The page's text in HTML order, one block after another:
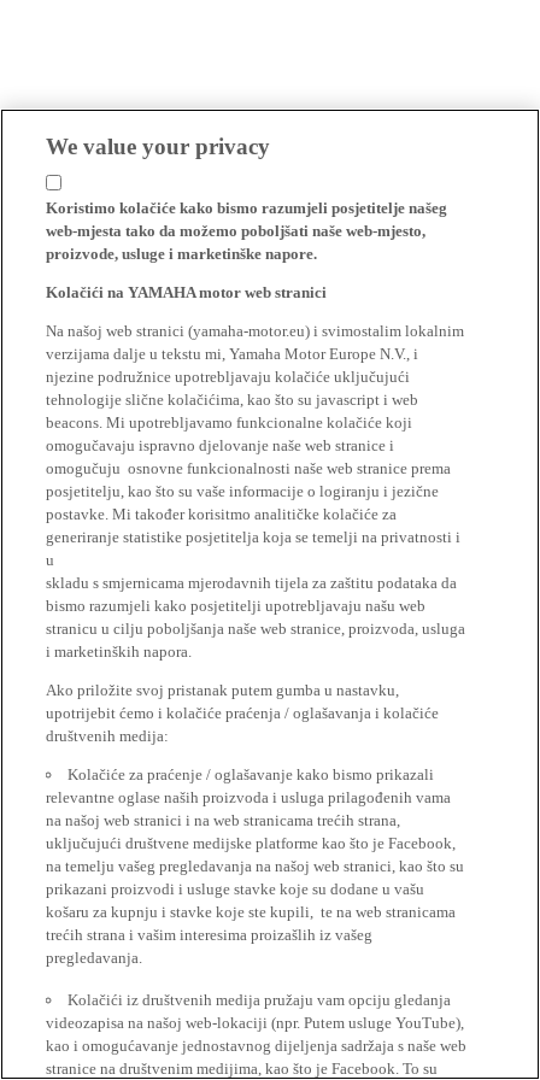
We value your privacy
Koristimo kolačiće kako bismo razumjeli posjetitelje našeg
web-mjesta tako da možemo poboljšati naše web-mjesto,
proizvode, usluge i marketinške napore.
Kolačići na YAMAHA motor web stranici
Na našoj web stranici (yamaha-motor.eu) i svimostalim lokalnim
verzijama dalje u tekstu mi, Yamaha Motor Europe N.V., i
njezine podružnice upotrebljavaju kolačiće uključujući
tehnologije slične kolačićima, kao što su javascript i web
beacons. Mi upotrebljavamo funkcionalne kolačiće koji
omogučavaju ispravno djelovanje naše web stranice i
omogučuju osnovne funkcionalnosti naše web stranice prema
posjetitelju, kao što su vaše informacije o logiranju i jezične
postavke. Mi također korisitmo analitičke kolačiće za
generiranje statistike posjetitelja koja se temelji na privatnosti i
u
skladu s smjernicama mjerodavnih tijela za zaštitu podataka da
bismo razumjeli kako posjetitelji upotrebljavaju našu web
stranicu u cilju poboljšanja naše web stranice, proizvoda, usluga
i marketinških napora.
Ako priložite svoj pristanak putem gumba u nastavku,
upotrijebit ćemo i kolačiće praćenja / oglašavanja i kolačiće
društvenih medija:
Kolačiće za praćenje / oglašavanje kako bismo prikazali
relevantne oglase naših proizvoda i usluga prilagođenih vama
na našoj web stranici i na web stranicama trećih strana,
uključujući društvene medijske platforme kao što je Facebook,
na temelju vašeg pregledavanja na našoj web stranici, kao što su
prikazani proizvodi i usluge stavke koje su dodane u vašu
košaru za kupnju i stavke koje ste kupili, te na web stranicama
trećih strana i vašim interesima proizašlih iz vašeg
pregledavanja.
Kolačići iz društvenih medija pružaju vam opciju gledanja
videozapisa na našoj web-lokaciji (npr. Putem usluge YouTube),
kao i omogućavanje jednostavnog dijeljenja sadržaja s naše web
stranice na društvenim medijima, kao što je Facebook. To su